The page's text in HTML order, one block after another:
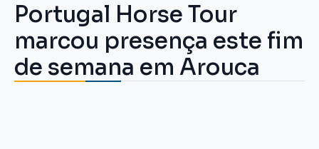
Portugal Horse Tour
marcou presença este fim
de semana em Arouca